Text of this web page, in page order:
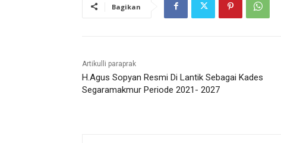
Bagikan
Artikulli paraprak
H.Agus Sopyan Resmi Di Lantik Sebagai Kades
Segaramakmur Periode 2021- 2027